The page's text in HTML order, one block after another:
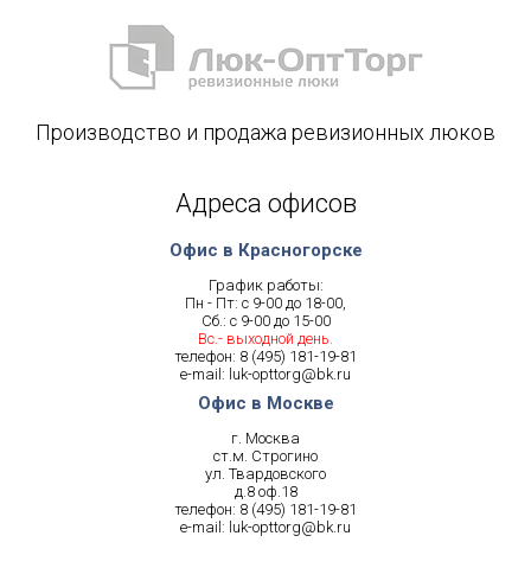
Производство и продажа ревизионных люков
Адреса офисов
Офис в Красногорске
График работы:
Пн - Пт: с 9-00 до 18-00,
Сб.: с 9-00 до 15-00
Вс.- выходной день.
телефон: 8 (495) 181-19-81
e-mail: luk-opttorg@bk.ru
Офис в Москве
г. Москва
ст.м. Строгино
ул. Твардовского
д.8 оф.18
телефон: 8 (495) 181-19-81
e-mail: luk-opttorg@bk.ru